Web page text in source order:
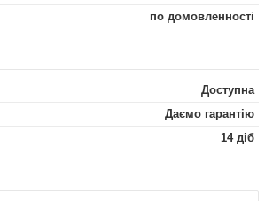
по домовленності
Доступна
Даємо гарантію
14 діб